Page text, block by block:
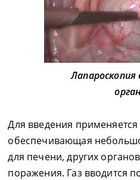
Для введения
обеспечивающая
для печени, других
поражения. Газ вводится